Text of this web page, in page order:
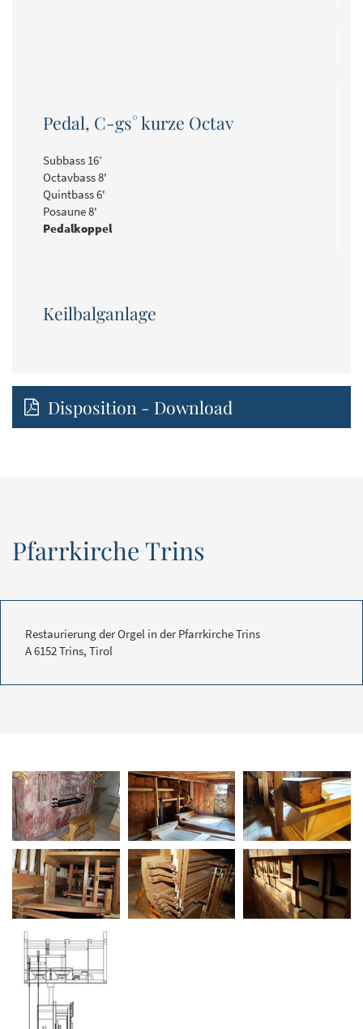
Pedal, C-gs° kurze Octav
Subbass 16’
Octavbass 8'
Quintbass 6'
Posaune 8'
Pedalkoppel
Keilbalganlage
Disposition - Download
Pfarrkirche Trins
Restaurierung der Orgel in der Pfarrkirche Trins
A 6152 Trins, Tirol